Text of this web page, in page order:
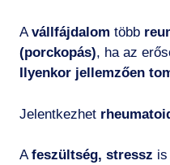
Avállfájdalom több
(porckopás), ha az
Ilyenkor jellemzően
Jelentkezhet
Afeszültség, stressz